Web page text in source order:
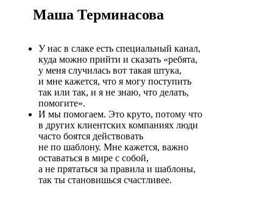
Маша Терминасова
У нас в слаке есть специальный канал,
куда можно прийти и сказать «ребята,
у меня случилась вот такая штука,
и мне кажется, что я могу поступить
так или так, и я не знаю, что делать,
помогите».
И мы помогаем. Это круто, потому что
в других клиентских компаниях люди
часто боятся действовать
не по шаблону. Мне кажется, важно
оставаться в мире с собой,
а не прятаться за правила и шаблоны,
так ты становишься счастливее.